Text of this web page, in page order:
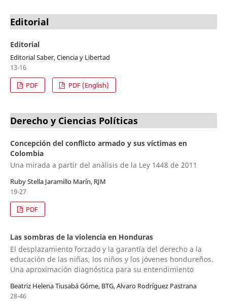
Editorial
Editorial
Editorial Saber, Ciencia y Libertad
13-16
PDF
PDF (English)
Derecho y Ciencias Políticas
Concepción del conflicto armado y sus víctimas en
Colombia
Una mirada a partir del análisis de la Ley 1448 de 2011
Ruby Stella Jaramillo Marín, RJM
19-27
PDF
Las sombras de la violencia en Honduras
El desplazamiento forzado y la garantía del derecho a la
educación de las niñas, los niños y los jóvenes hondureños.
Una aproximación diagnóstica para su entendimiento
Beatriz Helena Tiusabá Góme, BTG, Alvaro Rodríguez Pastrana
28-46